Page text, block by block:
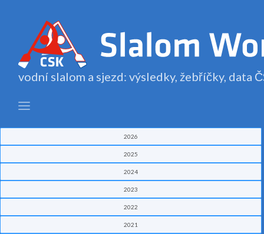
vodní slalom a sjezd: výsledky, žebříčky, data
2026
2025
2024
2023
2022
2021